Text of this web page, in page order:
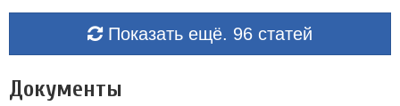
Показать ещё. 96 статей
Документы